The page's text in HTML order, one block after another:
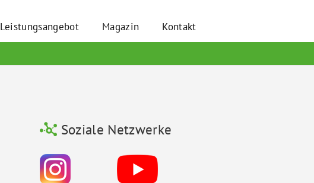
Leistungsangebot Magazin Kontakt
Soziale Netzwerke